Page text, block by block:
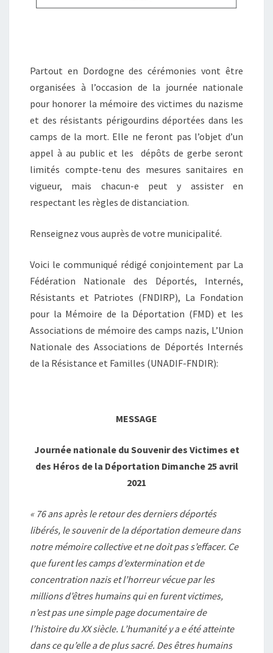
Partout en Dordogne des cérémonies vont être
organisées à l’occasion de la journée nationale
pour honorer la mémoire des victimes du nazisme
et des résistants périgourdins déportées dans les
camps de la mort. Elle ne feront pas l’objet d’un
appel à au public et les dépôts de gerbe seront
limités compte-tenu des mesures sanitaires en
vigueur, mais chacun-e peut y assister en
respectant les règles de distanciation.
Renseignez vous auprès de votre municipalité.
Voici le communiqué rédigé conjointement par La
Fédération Nationale des Déportés, Internés,
Résistants et Patriotes (FNDIRP), La Fondation
pour la Mémoire de la Déportation (FMD) et les
Associations de mémoire des camps nazis, L’Union
Nationale des Associations de Déportés Internés
de la Résistance et Familles (UNADIF-FNDIR):
MESSAGE
Journée nationale du Souvenir des Victimes et
des Héros de la Déportation Dimanche 25 avril
2021
« 76 ans après le retour des derniers déportés
libérés, le souvenir de la déportation demeure dans
notre mémoire collective et ne doit pas s’effacer. Ce
que furent les camps d’extermination et de
concentration nazis et l’horreur vécue par les
millions d’êtres humains qui en furent victimes,
n’est pas une simple page documentaire de
l’histoire du XX siècle. L’humanité y a e été atteinte
dans ce qu’elle a de plus sacré. Des êtres humains